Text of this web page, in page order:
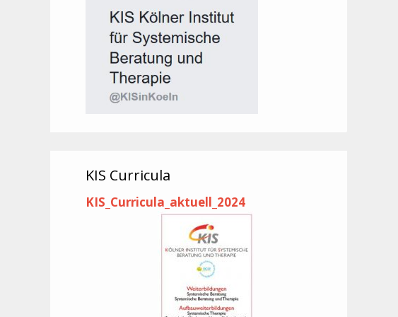
KIS Curricula
KIS_Curricula_aktuell_2024